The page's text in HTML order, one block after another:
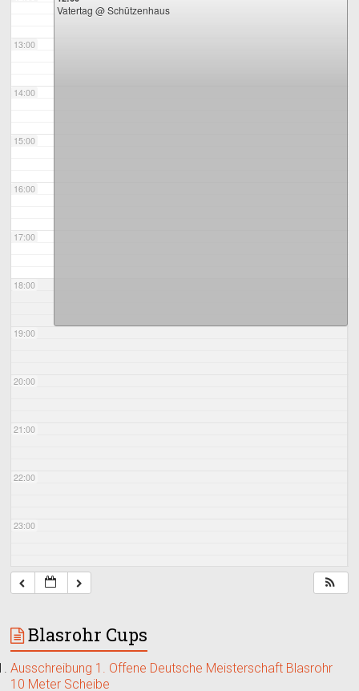
13:00
14:00
15:00
16:00
17:00
18:00
19:00
20:00
21:00
22:00
23:00
Vatertag@ Schützenhaus
Blasrohr Cups
Ausschreibung 1. Offene Deutsche Meisterschaft Blasrohr
10 Meter Scheibe